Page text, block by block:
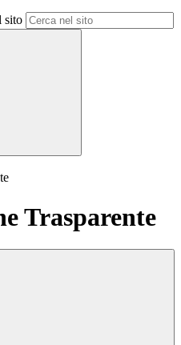
sito
Trasparente